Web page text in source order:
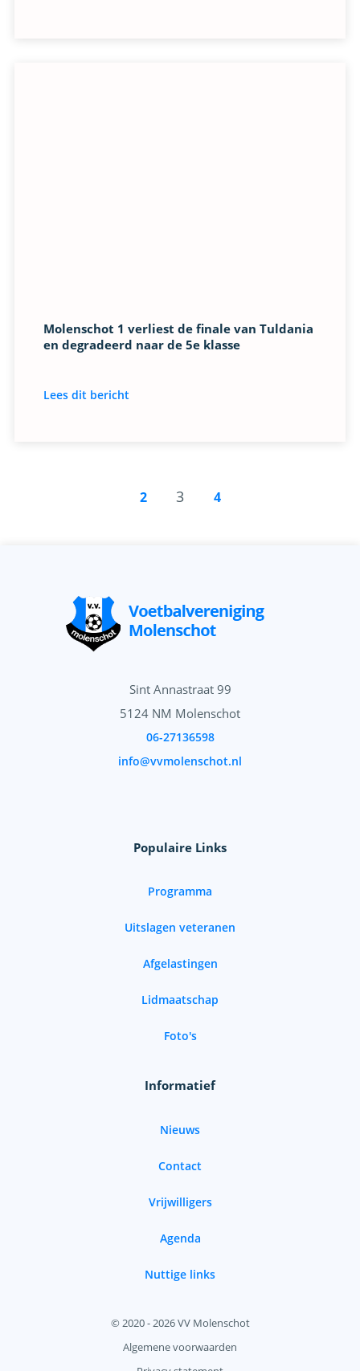
Molenschot 1 verliest de finale van Tuldania
en degradeerd naar de 5e klasse
Lees dit bericht
2 3 4
Sint Annastraat 99
5124 NM Molenschot
06-27136598
info@vvmolenschot.nl
Populaire Links
Programma
Uitslagen veteranen
Afgelastingen
Lidmaatschap
Foto's
Informatief
Nieuws
Contact
Vrijwilligers
Agenda
Nuttige links
© 2020 - 2026 VV Molenschot
Algemene voorwaarden